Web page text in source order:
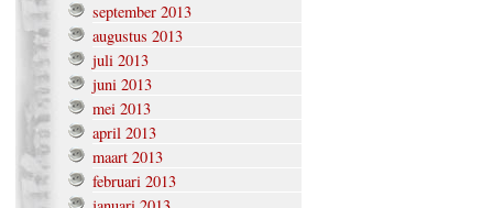
september 2013
augustus 2013
juli 2013
juni 2013
mei 2013
april 2013
maart 2013
februari 2013